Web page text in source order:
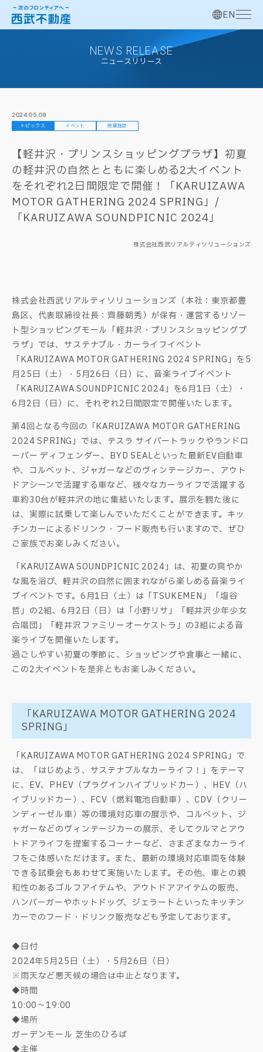
EN
NEWS RELEASE
ニュースリリース
2024.05.09
トピックス イベント 商業施設
【軽井沢・プリンスショッピングプラザ】初夏
の軽井沢の自然とともに楽しめる2大イベント
をそれぞれ2日間限定で開催！「KARUIZAWA
MOTOR GATHERING 2024 SPRING」/
「KARUIZAWA SOUNDPICNIC 2024」
株式会社西武リアルティソリューションズ
株式会社西武リアルティソリューションズ（本社：東京都豊
島区、代表取締役社長：齊藤朝秀）が保有・運営するリゾー
ト型ショッピングモール「軽井沢・プリンスショッピングプ
ラザ」では、サステナブル・カーライフイベント
「KARUIZAWA MOTOR GATHERING 2024 SPRING」を5
月25日（土）・5月26日（日）に、音楽ライブイベント
「KARUIZAWA SOUNDPICNIC 2024」を6月1日（土）・
6月2日（日）に、それぞれ2日間限定で開催いたします。
第4回となる今回の「KARUIZAWA MOTOR GATHERING
2024 SPRING」では、テスラ サイバートラックやランドロ
ーバー ディフェンダー、BYD SEALといった最新EV自動車
や、コルベット、ジャガーなどのヴィンテージカー、アウト
ドアシーンで活躍する車など、様々なカーライフで活躍する
車約30台が軽井沢の地に集結いたします。展示を観た後に
は、実際に試乗して楽しんでいただくことができます。キッ
チンカーによるドリンク・フード販売も行いますので、ぜひ
ご家族でお楽しみください。
「KARUIZAWA SOUNDPICNIC 2024」は、初夏の爽やか
な風を浴び、軽井沢の自然に囲まれながら楽しめる音楽ライ
ブイベントです。6月1日（土）は「TSUKEMEN」「塩谷
哲」の2組、6月2日（日）は「小野リサ」「軽井沢少年少女
合唱団」「軽井沢ファミリーオーケストラ」の3組による音
楽ライブを開催いたします。
過ごしやすい初夏の季節に、ショッピングや食事と一緒に、
この2大イベントを是非ともお楽しみください。
「KARUIZAWA MOTOR GATHERING 2024
SPRING」
「KARUIZAWA MOTOR GATHERING 2024 SPRING」で
は、「はじめよう、サステナブルなカーライフ！」をテーマ
に、EV、PHEV（プラグインハイブリッドカー）、HEV（ハ
イブリッドカー）、FCV（燃料電池自動車）、CDV（クリー
ンディーゼル車）等の環境対応車の展示や、コルベット、ジ
ャガーなどのヴィンテージカーの展示、そしてクルマとアウ
トドアライフを提案するコーナーなど、さまざまなカーライ
フをご体感いただけます。また、最新の環境対応車両を体験
できる試乗会もあわせて実施いたします。その他、車との親
和性のあるゴルフアイテムや、アウトドアアイテムの販売、
ハンバーガーやホットドッグ、ジェラートといったキッチン
カーでのフード・ドリンク販売なども予定しております。
◆日付
2024年5月25日（土）・5月26日（日）
※雨天など悪天候の場合は中止となります。
◆時間
10:00～19:00
◆場所
ガーデンモール 芝生のひろば
◆主催